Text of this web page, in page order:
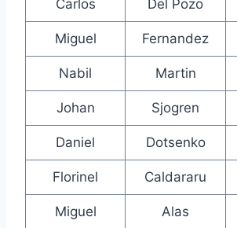
Carlos Del Pozo
Miguel Fernandez
Nabil Martin
Johan Sjogren
Daniel Dotsenko
Florinel Caldararu
Miguel Alas